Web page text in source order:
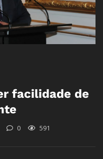
facilidade de
0 591